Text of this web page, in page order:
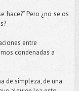
hace?” Pero ¿no se os
entre
condenadas a
de simpleza, de una